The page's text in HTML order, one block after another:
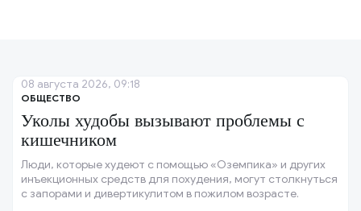
ОБЩЕСТВО
Уколы худобы вызывают проблемы с
кишечником
Люди, которые худеют с помощью «Оземпика» и других
инъекционных средств для похудения, могут столкнуться
с запорами и дивертикулитом в пожилом возрасте.
08 августа 2026, 09:18